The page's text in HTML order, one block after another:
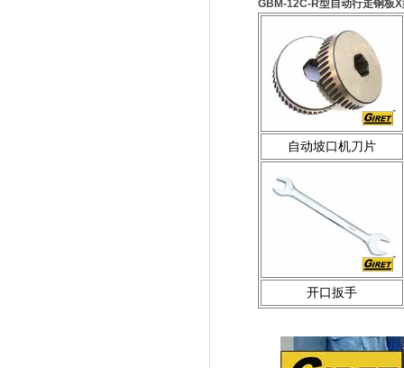
GBM-12C-R型自动行走钢板
自动坡口机刀片
开口扳手